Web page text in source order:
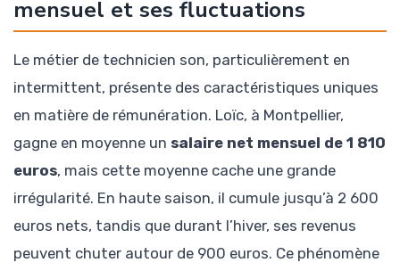
mensuel et ses fluctuations
Le métier de technicien son, particulièrement en
intermittent, présente des caractéristiques uniques
en matière de rémunération. Loïc, à Montpellier,
gagne en moyenne un salaire net mensuel de 1 810
euros, mais cette moyenne cache une grande
irrégularité. En haute saison, il cumule jusqu’à 2 600
euros nets, tandis que durant l’hiver, ses revenus
peuvent chuter autour de 900 euros. Ce phénomène